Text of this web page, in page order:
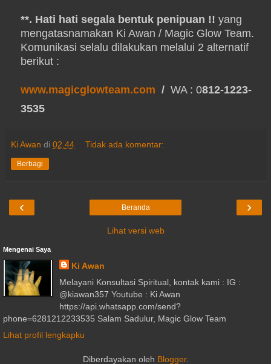
**. Hati hati segala bentuk penipuan !! yang
mengatasnamakan Ki Awan / Magic Glow Team.
Komunikasi selalu dilakukan melalui 2 alternatif
berikut :
www.magicglowteam.com / WA : 0812-1223-
3535
Ki Awan di 02.44 Tidak ada komentar:
Berbagi
‹ ›
Beranda
Lihat versi web
Mengenai Saya
Ki Awan
Melayani Konsultasi Spiritual, kontak kami : IG :
@kiawan357 Youtube : Ki Awan
https://api.whatsapp.com/send?
phone=6281212233535 Salam Sadulur, Magic Glow Team
Lihat profil lengkapku
Diberdayakan oleh Blogger.